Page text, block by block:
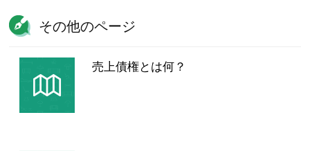
その他のページ
売上債権とは何？